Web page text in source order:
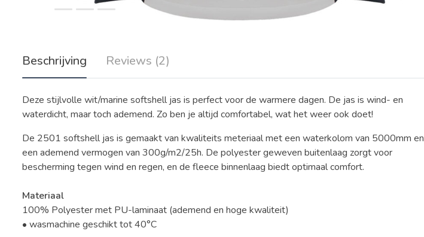
Beschrijving Reviews (2)
Deze stijlvolle wit/marine softshell jas is perfect voor de warmere dagen. De jas is wind- en
waterdicht, maar toch ademend. Zo ben je altijd comfortabel, wat het weer ook doet!
De 2501 softshell jas is gemaakt van kwaliteits meteriaal met een waterkolom van 5000mm en
een ademend vermogen van 300g/m2/25h. De polyester geweven buitenlaag zorgt voor
bescherming tegen wind en regen, en de fleece binnenlaag biedt optimaal comfort.
Materiaal
100% Polyester met PU-laminaat (ademend en hoge kwaliteit)
• wasmachine geschikt tot 40°C